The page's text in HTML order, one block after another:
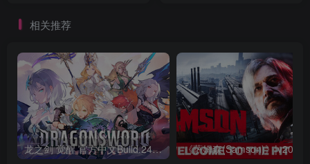
相关推荐
龙之剑 觉醒 官方中文Build.24487183